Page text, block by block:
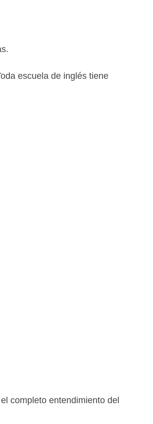
escuela de inglés tiene
completo entendimiento del